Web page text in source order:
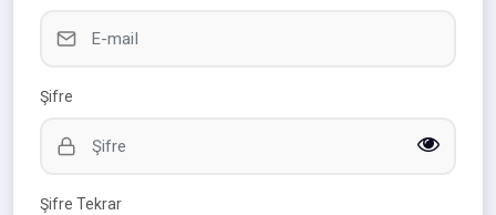
Şifre
Şifre Tekrar